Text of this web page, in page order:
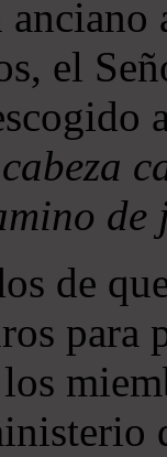
el
de
de